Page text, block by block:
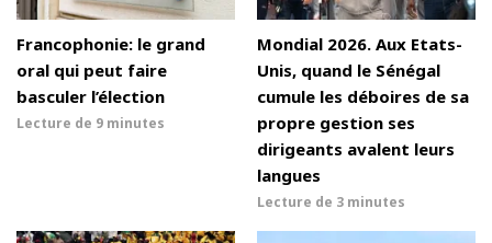
Francophonie: le grand
oral qui peut faire
basculer l’élection
Lecture de 9 minutes
Mondial 2026. Aux Etats-
Unis, quand le Sénégal
cumule les déboires de sa
propre gestion ses
dirigeants avalent leurs
langues
Lecture de 3 minutes